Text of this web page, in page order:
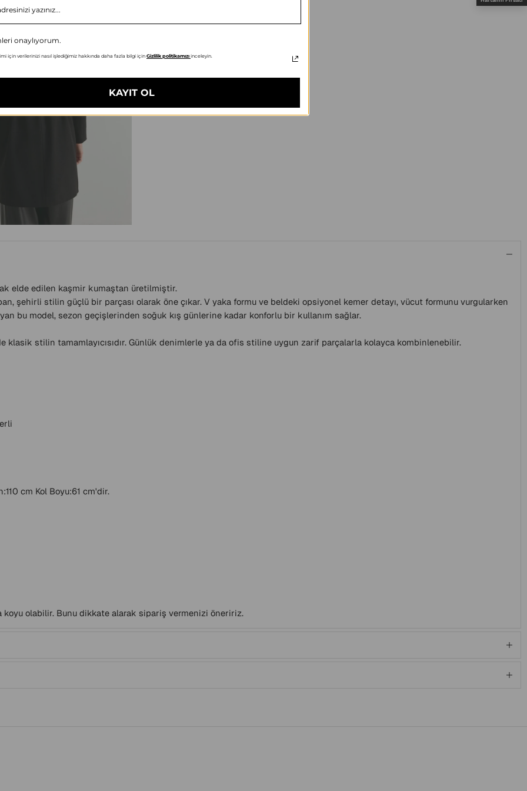
elde edilen kaşmir kumaştan üretilmiştir.
şehirli stilin güçlü bir parçası olarak öne çıkar. V yaka formu ve beldeki opsiyonel kemer detayı, vücut formunu vurgularken
bu model, sezon geçişlerinden soğuk kış günlerine kadar konforlu bir kullanım sağlar.
stilin tamamlayıcısıdır. Günlük denimlerle ya da ofis stiline uygun zarif parçalarla kolayca kombinlenebilir.
cm Kol Boyu:61 cm'dir.
koyu olabilir. Bunu dikkate alarak sipariş vermenizi öneririz.
onaylıyorum.
için verilerinizi nasıl işlediğimiz hakkında daha fazla bilgi için Gizlilik politikamızı inceleyin.
KAYIT OL